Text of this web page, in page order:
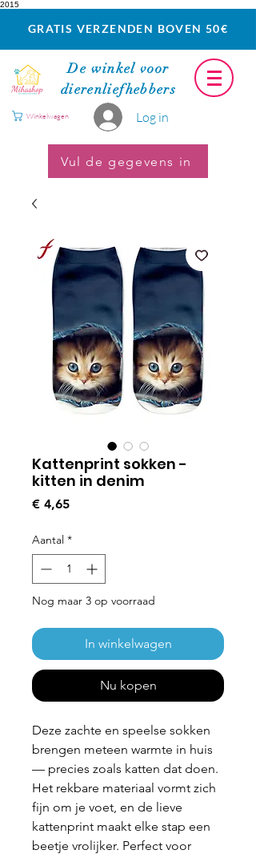
2015
GRATIS VERZENDEN BOVEN 50€
De winkel voor
dierenliefhebbers
Log in
Winkelwagen
Vul de gegevens in
Kattenprint sokken -
kitten in denim
€ 4,65Prijs
Aantal *
Nog maar 3 op voorraad
In winkelwagen
Nu kopen
Deze zachte en speelse sokken
brengen meteen warmte in huis
— precies zoals katten dat doen.
Het rekbare materiaal vormt zich
fijn om je voet, en de lieve
kattenprint maakt elke stap een
beetje vrolijker. Perfect voor